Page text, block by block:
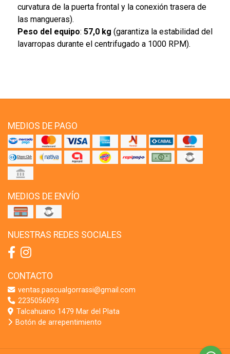
curvatura de la puerta frontal y la conexión trasera de
las mangueras).
Peso del equipo: 57,0 kg (garantiza la estabilidad del
lavarropas durante el centrifugado a 1000 RPM).
MEDIOS DE PAGO
MEDIOS DE ENVÍO
NUESTRAS REDES SOCIALES
CONTACTO
ventas.pascualgorrassi@gmail.com
2235056093
Talcahuano 1479 Mar del Plata
Botón de arrepentimiento